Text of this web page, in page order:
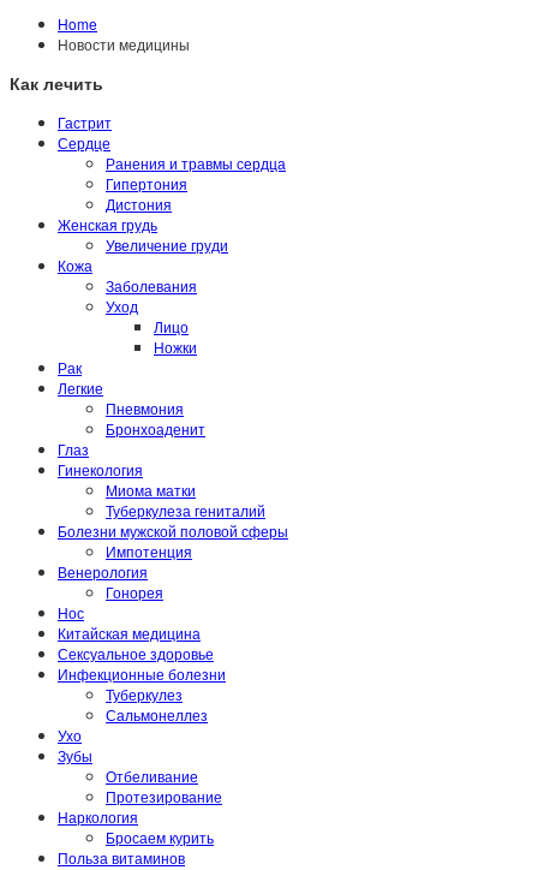
Home
Новости медицины
Как лечить
Гастрит
Сердце
Ранения и травмы сердца
Гипертония
Дистония
Женская грудь
Увеличение груди
Кожа
Заболевания
Уход
Лицо
Ножки
Рак
Легкие
Пневмония
Бронхоаденит
Глаз
Гинекология
Миома матки
Туберкулеза гениталий
Болезни мужской половой сферы
Импотенция
Венерология
Гонорея
Нос
Китайская медицина
Сексуальное здоровье
Инфекционные болезни
Туберкулез
Сальмонеллез
Ухо
Зубы
Отбеливание
Протезирование
Наркология
Бросаем курить
Польза витаминов